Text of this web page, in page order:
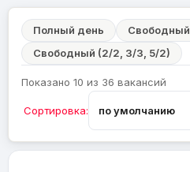
Полный день
Свободный
Свободный (2/2, 3/3, 5/2)
Показано 10 из 36 вакансий
Сортировка: